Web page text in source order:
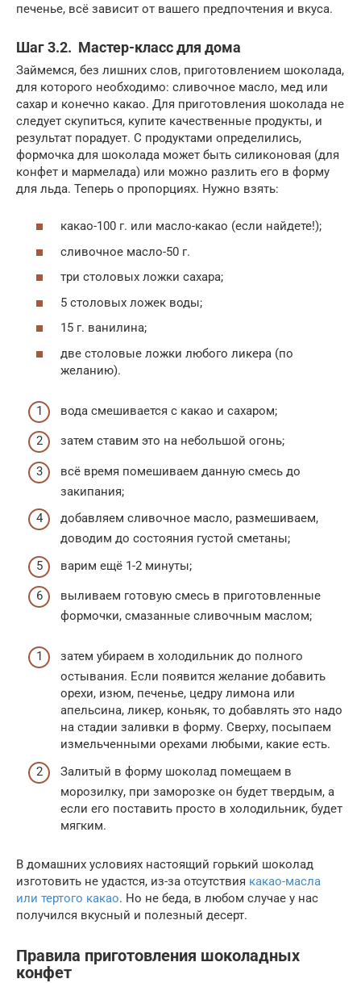
печенье, всё зависит от вашего предпочтения и вкуса.
Шаг 3.2. Мастер-класс для дома
Займемся, без лишних слов, приготовлением шоколада,
для которого необходимо: сливочное масло, мед или
сахар и конечно какао. Для приготовления шоколада не
следует скупиться, купите качественные продукты, и
результат порадует. С продуктами определились,
формочка для шоколада может быть силиконовая (для
конфет и мармелада) или можно разлить его в форму
для льда. Теперь о пропорциях. Нужно взять:
какао-100 г. или масло-какао (если найдете!);
сливочное масло-50 г.
три столовых ложки сахара;
5 столовых ложек воды;
15 г. ванилина;
две столовые ложки любого ликера (по
желанию).
вода смешивается с какао и сахаром;
затем ставим это на небольшой огонь;
всё время помешиваем данную смесь до
закипания;
добавляем сливочное масло, размешиваем,
доводим до состояния густой сметаны;
варим ещё 1-2 минуты;
выливаем готовую смесь в приготовленные
формочки, смазанные сливочным маслом;
затем убираем в холодильник до полного
остывания. Если появится желание добавить
орехи, изюм, печенье, цедру лимона или
апельсина, ликер, коньяк, то добавлять это надо
на стадии заливки в форму. Сверху, посыпаем
измельченными орехами любыми, какие есть.
Залитый в форму шоколад помещаем в
морозилку, при заморозке он будет твердым, а
если его поставить просто в холодильник, будет
мягким.
В домашних условиях настоящий горький шоколад
изготовить не удастся, из-за отсутствия какао-масла
или тертого какао. Но не беда, в любом случае у нас
получился вкусный и полезный десерт.
Правила приготовления шоколадных
конфет